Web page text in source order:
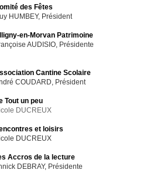
des Fêtes
HUMBEY, Président
en-Morvan Patrimoine
AUDISIO, Présidente
Cantine Scolaire
COUDARD, Président
Tout un peu
DUCREUX
et loisirs
DUCREUX
Accros de la lecture
DEBRAY, Présidente